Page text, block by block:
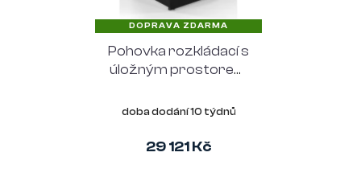
DOPRAVA ZDARMA
Pohovka rozkládací s
úložným prostorem
cm, černá
doba dodání 10 týdnů
29 121 Kč